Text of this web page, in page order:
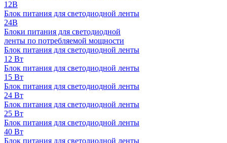
12В
Блок питания для светодиодной ленты
24В
Блоки питания для светодиодной
ленты по потребляемой мощности
Блок питания для светодиодной ленты
12 Вт
Блок питания для светодиодной ленты
15 Вт
Блок питания для светодиодной ленты
24 Вт
Блок питания для светодиодной ленты
25 Вт
Блок питания для светодиодной ленты
40 Вт
Блок питания для светодиодной ленты